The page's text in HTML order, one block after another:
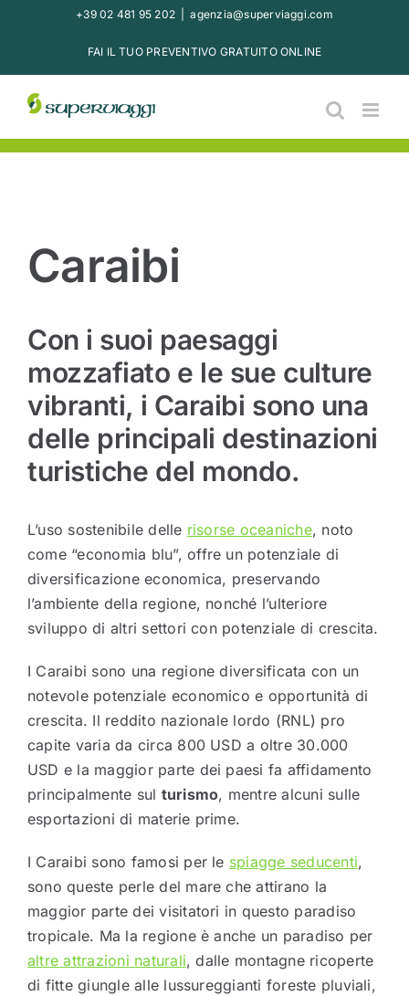
+39 02 481 95 202 agenzia@superviaggi.com
FAI IL TUO PREVENTIVO GRATUITO ONLINE
Caraibi
Con i suoi paesaggi
mozzafiato e le sue culture
vibranti, i Caraibi sono una
delle principali destinazioni
turistiche del mondo.
L’uso sostenibile delle risorse oceaniche, noto
come “economia blu”, offre un potenziale di
diversificazione economica, preservando
l’ambiente della regione, nonché l’ulteriore
sviluppo di altri settori con potenziale di crescita.
I Caraibi sono una regione diversificata con un
notevole potenziale economico e opportunità di
crescita. Il reddito nazionale lordo (RNL) pro
capite varia da circa 800 USD a oltre 30.000
USD e la maggior parte dei paesi fa affidamento
principalmente sul turismo, mentre alcuni sulle
esportazioni di materie prime.
I Caraibi sono famosi per le spiagge seducenti,
sono queste perle del mare che attirano la
maggior parte dei visitatori in questo paradiso
tropicale. Ma la regione è anche un paradiso per
altre attrazioni naturali, dalle montagne ricoperte
di fitte giungle alle lussureggianti foreste pluviali,